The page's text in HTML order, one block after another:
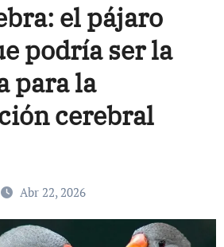
el pájaro
podría ser la
para la
cerebral
Abr 22, 2026